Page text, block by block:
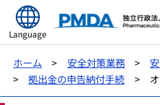
Language
ホーム 安全対策業務
拠出金の申告納付手続